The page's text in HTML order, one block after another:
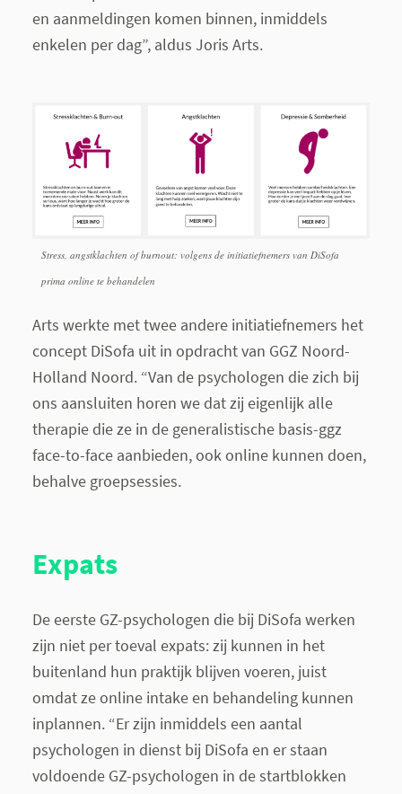
en aanmeldingen komen binnen, inmiddels
enkelen per dag”, aldus Joris Arts.
Stress, angstklachten of burnout: volgens de initiatiefnemers van DiSofa
prima online te behandelen
Arts werkte met twee andere initiatiefnemers het
concept DiSofa uit in opdracht van GGZ Noord-
Holland Noord. “Van de psychologen die zich bij
ons aansluiten horen we dat zij eigenlijk alle
therapie die ze in de generalistische basis-ggz
face-to-face aanbieden, ook online kunnen doen,
behalve groepsessies.
Expats
De eerste GZ-psychologen die bij DiSofa werken
zijn niet per toeval expats: zij kunnen in het
buitenland hun praktijk blijven voeren, juist
omdat ze online intake en behandeling kunnen
inplannen. “Er zijn inmiddels een aantal
psychologen in dienst bij DiSofa en er staan
voldoende GZ-psychologen in de startblokken